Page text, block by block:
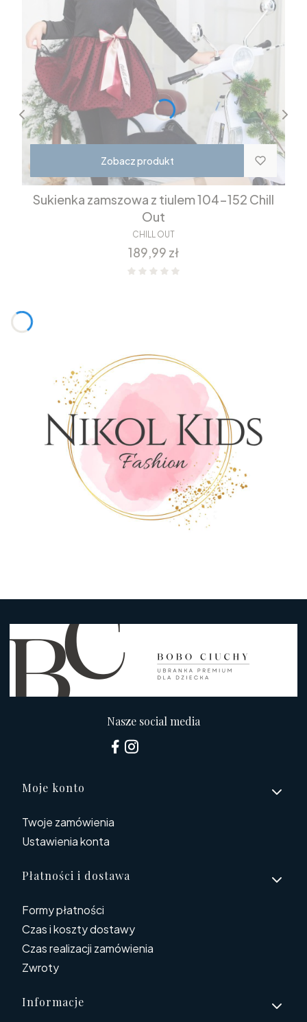
Zobacz produkt
Sukienka zamszowa z tiulem 104-152 Chill
Out
CHILL OUT
Cena
189,99 zł
Nasze social media
Linki w stopce
Moje konto
Twoje zamówienia
Ustawienia konta
Płatności i dostawa
Formy płatności
Czas i koszty dostawy
Czas realizacji zamówienia
Zwroty
Informacje